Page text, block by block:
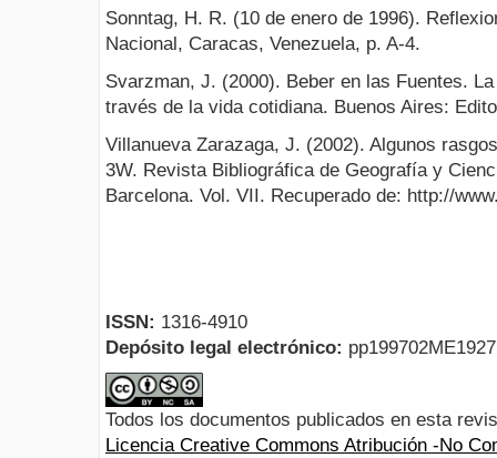
Sonntag, H. R. (10 de enero de 1996).
Nacional, Caracas, Venezuela, p. A-4.
Svarzman, J. (2000). Beber en las Fuentes.
través de la vida cotidiana. Buenos Aires:
Villanueva Zarazaga, J. (2002). Algunos
3W. Revista Bibliográfica de Geografía y
Barcelona. Vol. VII. Recuperado de: http://
ISSN: 1316-4910
Depósito legal electrónico:
Todos los documentos publicados en esta
Licencia Creative Commons Atribución -No